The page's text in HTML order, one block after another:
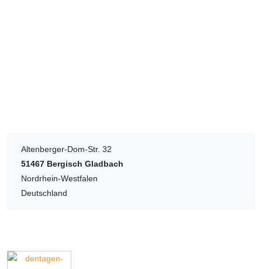
Altenberger-Dom-Str. 32
51467 Bergisch Gladbach
Nordrhein-Westfalen
Deutschland